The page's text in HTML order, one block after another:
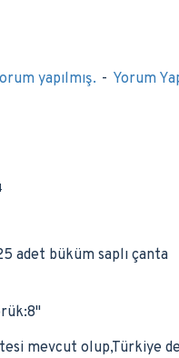
yapılmış. - Yorum
adet büküm saplı çanta
mevcut olup,Türkiye